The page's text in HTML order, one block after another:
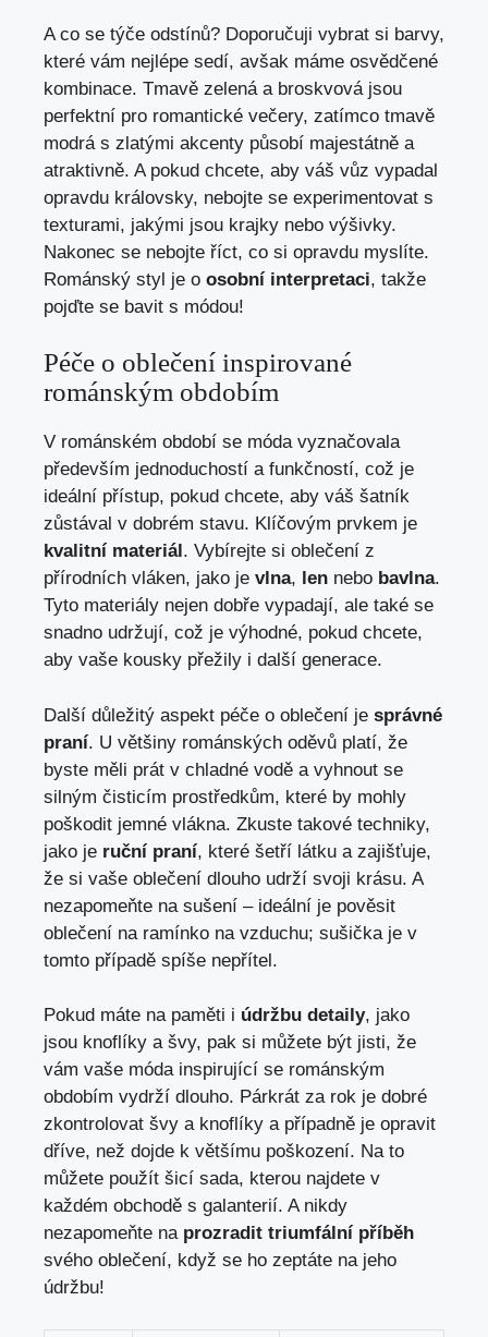
A co se týče odstínů? Doporučuji vybrat si barvy,
které vám nejlépe sedí, avšak máme osvědčené
kombinace. Tmavě zelená a broskvová jsou
perfektní pro romantické večery, zatímco tmavě
modrá s zlatými akcenty působí majestátně a
atraktivně. A pokud chcete, aby váš vůz vypadal
opravdu královsky, nebojte se experimentovat s
texturami, jakými jsou krajky nebo výšivky.
Nakonec se nebojte říct, co si opravdu myslíte.
Románský styl je o osobní interpretaci, takže
pojďte se bavit s módou!
Péče o oblečení inspirované
románským obdobím
V románském období se móda vyznačovala
především jednoduchostí a funkčností, což je
ideální přístup, pokud chcete, aby váš šatník
zůstával v dobrém stavu. Klíčovým prvkem je
kvalitní materiál. Vybírejte si oblečení z
přírodních vláken, jako je vlna, len nebo bavlna.
Tyto materiály nejen dobře vypadají, ale také se
snadno udržují, což je výhodné, pokud chcete,
aby vaše kousky přežily i další generace.
Další důležitý aspekt péče o oblečení je správné
praní. U většiny románských oděvů platí, že
byste měli prát v chladné vodě a vyhnout se
silným čisticím prostředkům, které by mohly
poškodit jemné vlákna. Zkuste takové techniky,
jako je ruční praní, které šetří látku a zajišťuje,
že si vaše oblečení dlouho udrží svoji krásu. A
nezapomeňte na sušení – ideální je pověsit
oblečení na ramínko na vzduchu; sušička je v
tomto případě spíše nepřítel.
Pokud máte na paměti i údržbu detaily, jako
jsou knoflíky a švy, pak si můžete být jisti, že
vám vaše móda inspirující se románským
obdobím vydrží dlouho. Párkrát za rok je dobré
zkontrolovat švy a knoflíky a případně je opravit
dříve, než dojde k většímu poškození. Na to
můžete použít šicí sada, kterou najdete v
každém obchodě s galanterií. A nikdy
nezapomeňte na prozradit triumfální příběh
svého oblečení, když se ho zeptáte na jeho
údržbu!